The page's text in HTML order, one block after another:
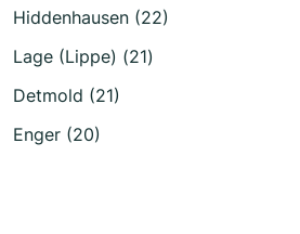
Hiddenhausen (22)
Lage (Lippe) (21)
Detmold (21)
Enger (20)